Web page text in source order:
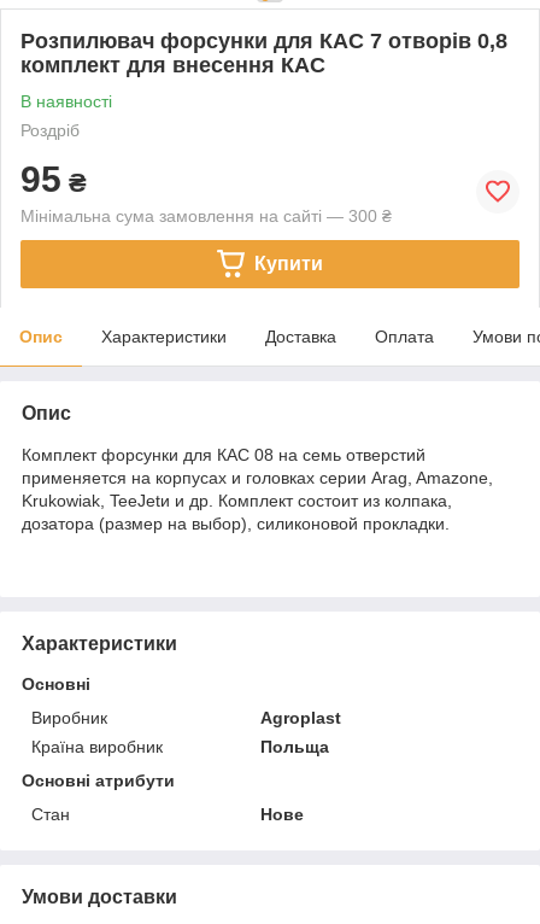
Розпилювач форсунки для КАС 7 отворів 0,8
комплект для внесення КАС
В наявності
Роздріб
95 ₴
Мінімальна сума замовлення на сайті — 300 ₴
Купити
Опис Характеристики Доставка Оплата Умови
Опис
Комплект форсунки для КАС 08 на семь отверстий
применяется на корпусах и головках серии Arag, Amazone,
Krukowiak, TeeJetи и др. Комплект состоит из колпака,
дозатора (размер на выбор), силиконовой прокладки.
Характеристики
Основні
Виробник
Agroplast
Країна виробник
Польща
Основні атрибути
Стан
Нове
Умови доставки